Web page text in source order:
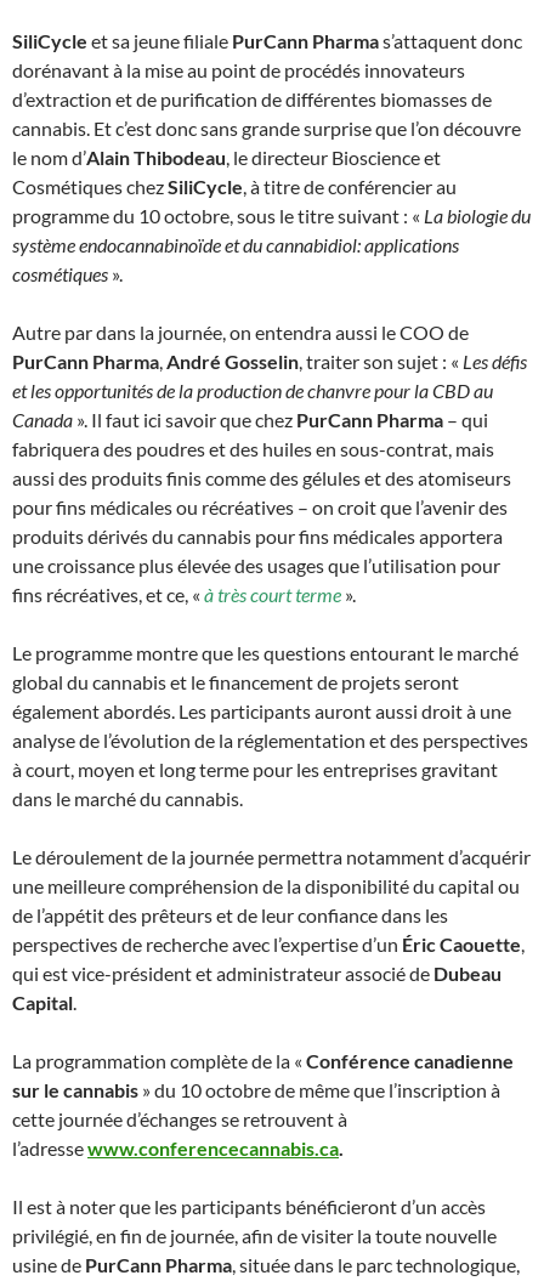
SiliCycle et sa jeune filiale PurCann Pharmas’attaquent donc
dorénavant à la mise au point de procédés innovateurs
d’extraction et de purification de différentes biomasses de
cannabis. Et c’est donc sans grande surprise que l’on découvre
le nom d’Alain Thibodeau, le directeur Bioscience et
Cosmétiques chezSiliCycle, à titre de conférencier au
programme du 10 octobre, sous le titre suivant : « La biologie du
système endocannabinoïde et du cannabidiol: applications
cosmétiques ».
Autre par dans la journée, on entendra aussi le COO de
PurCann Pharma,André Gosselin, traiter son sujet : « Les défis
et les opportunités de la production de chanvre pour la CBD au
Canada ». Il faut ici savoir que chez PurCann Pharma – qui
fabriquera des poudres et des huiles en sous-contrat, mais
aussi des produits finis comme des gélules et des atomiseurs
pour fins médicales ou récréatives – on croit que l’avenir des
produits dérivés du cannabis pour fins médicales apportera
une croissance plus élevée des usages que l’utilisation pour
fins récréatives, et ce, « à très court terme ».
Le programme montre que les questions entourant le marché
global du cannabis et le financement de projets seront
également abordés. Les participants auront aussi droit à une
analyse de l’évolution de la réglementation et des perspectives
à court, moyen et long terme pour les entreprises gravitant
dans le marché du cannabis.
Le déroulement de la journée permettra notamment d’acquérir
une meilleure compréhension de la disponibilité du capital ou
de l’appétit des prêteurs et de leur confiance dans les
perspectives de recherche avec l’expertise d’un Éric Caouette,
qui est vice-président et administrateur associé de Dubeau
Capital.
La programmation complète de la « Conférence canadienne
sur le cannabis » du 10 octobre de même que l’inscription à
cette journée d’échanges se retrouvent à
l’adressewww.conferencecannabis.ca.
Il est à noter que les participants bénéficieront d’un accès
privilégié, en fin de journée, afin de visiter la toute nouvelle
usine de PurCann Pharma, située dans le parc technologique,